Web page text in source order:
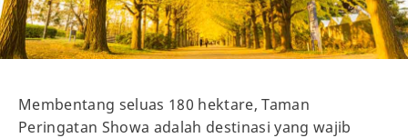
Membentang seluas 180 hektare, Taman
Peringatan Showa adalah destinasi yang wajib